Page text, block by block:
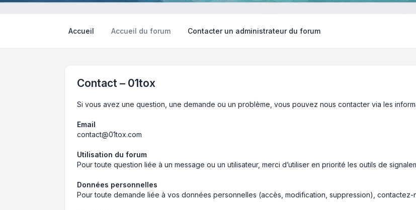
Accueil Accueil du forum Contacter un administrateur du forum
Contact – 01tox
Si vous avez une question, une demande ou un problème, vous pouvez nous contacter via les
Email
contact@01tox.com
Utilisation du forum
Pour toute question liée à un message ou un utilisateur, merci d’utiliser en priorité les outils de
Données personnelles
Pour toute demande liée à vos données personnelles (accès, modification, suppression), contactez-